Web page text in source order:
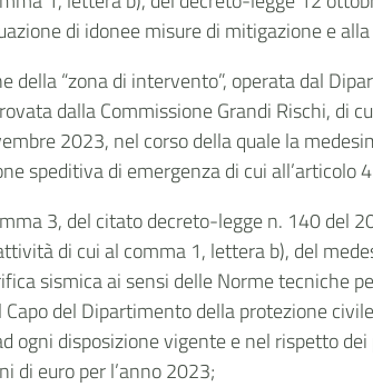
di idonee misure di mitigazione e
della “zona di intervento”, operata dal
dalla Commissione Grandi Rischi, di
2023, nel corso della quale la
speditiva di emergenza di cui
3, del citato decreto-legge n. 140 del
di cui al comma 1, lettera b), del
sismica ai sensi delle Norme tecniche
del Dipartimento della protezione
ogni disposizione vigente e nel rispetto
di euro per l’anno 2023;